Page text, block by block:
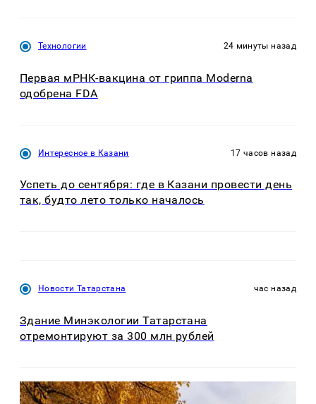
Технологии 24 минуты назад
Первая мРНК-вакцина от гриппа Moderna
одобрена FDA
Интересное в Казани 17 часов назад
Успеть до сентября: где в Казани провести день
так, будто лето только началось
Новости Татарстана час назад
Здание Минэкологии Татарстана
отремонтируют за 300 млн рублей